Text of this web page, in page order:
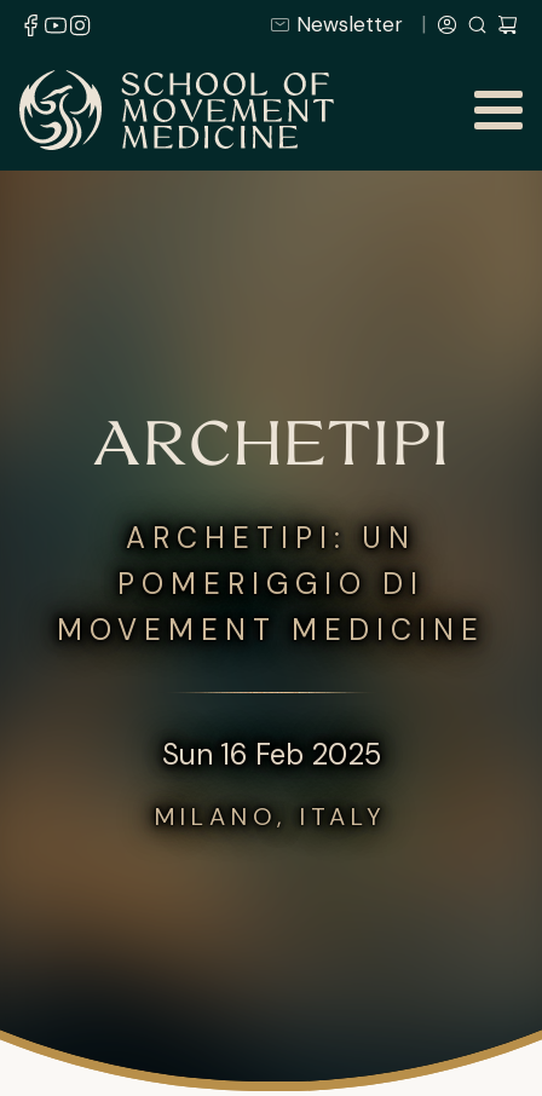
Newsletter
ARCHETIPI
ARCHETIPI: UN
POMERIGGIO DI
MOVEMENT MEDICINE
Sun 16 Feb 2025
MILANO, ITALY